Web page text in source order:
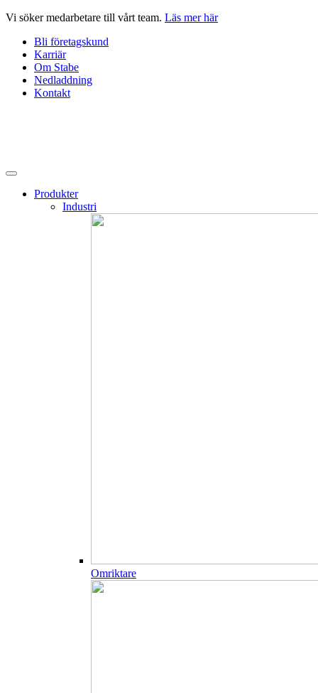
Hoppa
innehåll
Vi söker medarbetare till vårt team. Läs mer här
Bli företagskund
Karriär
Om Stabe
Nedladdning
Kontakt
Produkter
Industri
Omriktare